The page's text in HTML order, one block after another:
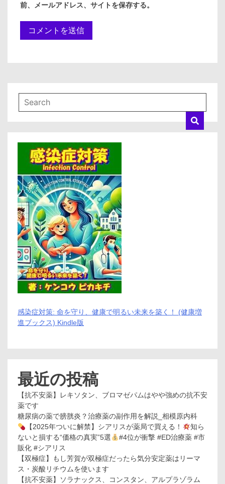
前、メールアドレス、サイトを保存する。
感染症対策: 命を守り、健康で明るい未来を築く！ (健康増
進ブックス) Kindle版
最近の投稿
【抗不安薬】レキソタン、ブロマゼパムはやや強めの抗不安
薬です
糖尿病の薬で膀胱炎？治療薬の副作用を解説_相模原内科
【2025年ついに解禁】シアリスが薬局で買える！
知ら
ないと損する“価格の真実”5選
#4位が衝撃 #ED治療薬 #市
販化 #シアリス
【双極症】もし芳賀が双極症だったら気分安定薬はリーマ
ス・炭酸リチウムを使います
【抗不安薬】ソラナックス、コンスタン、アルプラゾラム